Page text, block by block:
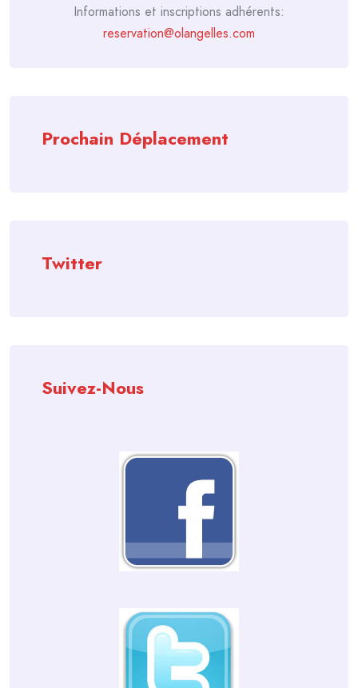
Informations et inscriptions adhérents:
reservation@olangelles.com
Prochain Déplacement
Twitter
Suivez-Nous